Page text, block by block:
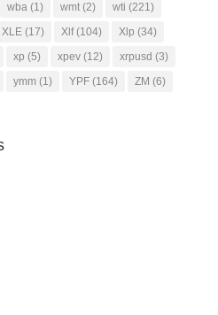
wba (1) wmt (2) wti (221)
XLE (17) Xlf(104) Xlp (34)
xp (5) xpev (12) xrpusd (3)
ymm (1) YPF (164) ZM (6)